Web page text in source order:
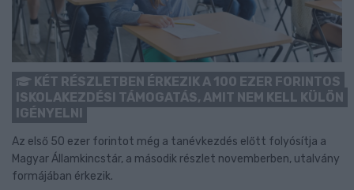
KÉT RÉSZLETBEN ÉRKEZIK A 100 EZER FORINTOS
ISKOLAKEZDÉSI TÁMOGATÁS, AMIT NEM KELL KÜLÖN
IGÉNYELNI
Az első 50 ezer forintot még a tanévkezdés előtt folyósítja a
Magyar Államkincstár, a második részlet novemberben, utalvány
formájában érkezik.